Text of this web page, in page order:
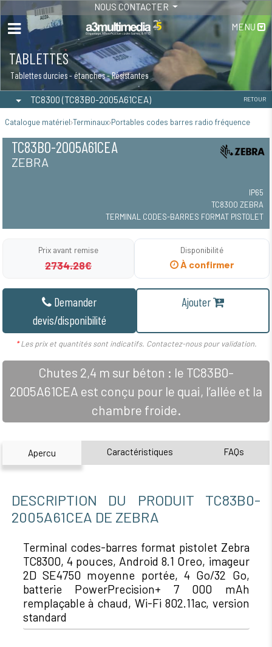
NOUS CONTACTER
MENU
TABLETTES
Tablettes durcies - étanches - Résistantes
TC8300 (TC83B0-2005A61CEA) RETOUR
Catalogue matériel Terminaux Portables codes barres radio fréquence
TC83B0-2005A61CEA
ZEBRA
IP65
TC8300 ZEBRA
TERMINAL CODES-BARRES FORMAT PISTOLET
Prix avant remise
2734.28€
Disponibilité
À confirmer
Demander
devis/disponibilité
Ajouter
*Les prix et quantités sont indicatifs. Contactez-nous pour validation.
Chutes 2,4 m sur béton : le TC83B0-
2005A61CEA est conçu pour le quai, l’allée et la
chambre froide.
Apercu Caractéristiques FAQs
DESCRIPTION DU PRODUIT TC83B0-
2005A61CEA DE ZEBRA
Terminal codes-barres format pistolet Zebra
TC8300, 4 pouces, Android 8.1 Oreo, imageur
2D SE4750 moyenne portée, 4 Go/32 Go,
batterie PowerPrecision+ 7 000 mAh
remplaçable à chaud, Wi-Fi 802.11ac, version
standard